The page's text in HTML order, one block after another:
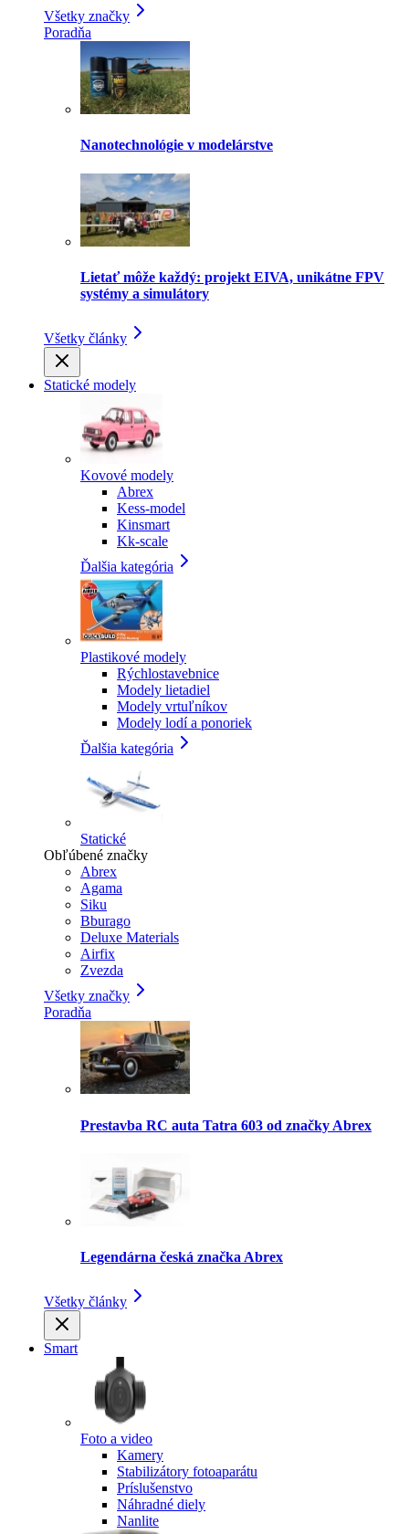
Všetky značky
Poradňa
Nanotechnológie v modelárstve
Lietať môže každý: projekt EIVA, unikátne FPV
systémy a simulátory
Všetky články
Statické modely
Kovové modely
Abrex
Kess-model
Kinsmart
Kk-scale
Ďalšia kategória
Plastikové modely
Rýchlostavebnice
Modely lietadiel
Modely vrtuľníkov
Modely lodí a ponoriek
Ďalšia kategória
Statické
Obľúbené značky
Abrex
Agama
Siku
Bburago
Deluxe Materials
Airfix
Zvezda
Všetky značky
Poradňa
Prestavba RC auta Tatra 603 od značky Abrex
Legendárna česká značka Abrex
Všetky články
Smart
Foto a video
Kamery
Stabilizátory fotoaparátu
Príslušenstvo
Náhradné diely
Nanlite